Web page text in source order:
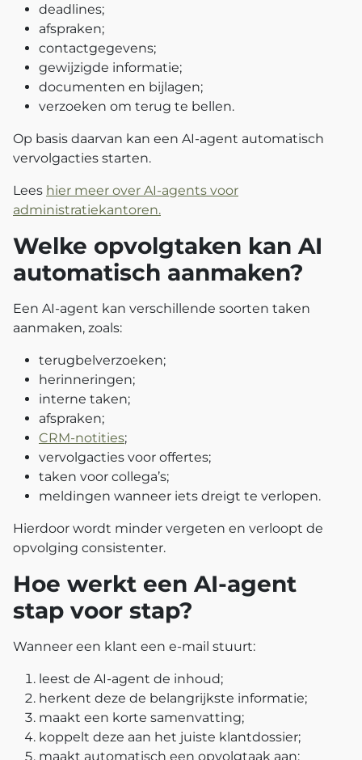
deadlines;
afspraken;
contactgegevens;
gewijzigde informatie;
documenten en bijlagen;
verzoeken om terug te bellen.
Op basis daarvan kan een AI-agent automatisch
vervolgacties starten.
Lees hier meer over AI-agents voor
administratiekantoren.
Welke opvolgtaken kan AI
automatisch aanmaken?
Een AI-agent kan verschillende soorten taken
aanmaken, zoals:
terugbelverzoeken;
herinneringen;
interne taken;
afspraken;
CRM-notities;
vervolgacties voor offertes;
taken voor collega’s;
meldingen wanneer iets dreigt te verlopen.
Hierdoor wordt minder vergeten en verloopt de
opvolging consistenter.
Hoe werkt een AI-agent
stap voor stap?
Wanneer een klant een e-mail stuurt:
leest de AI-agent de inhoud;
herkent deze de belangrijkste informatie;
maakt een korte samenvatting;
koppelt deze aan het juiste klantdossier;
maakt automatisch een opvolgtaak aan;